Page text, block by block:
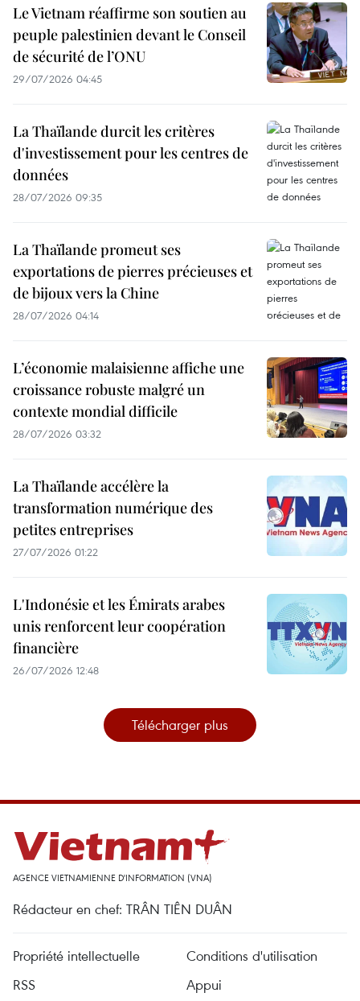
Le Vietnam réaffirme son soutien au
peuple palestinien devant le Conseil
de sécurité de l’ONU
29/07/2026 04:45
La Thaïlande durcit les critères
d'investissement pour les centres de
données
28/07/2026 09:35
La Thaïlande promeut ses
exportations de pierres précieuses et
de bijoux vers la Chine
28/07/2026 04:14
L’économie malaisienne affiche une
croissance robuste malgré un
contexte mondial difficile
28/07/2026 03:32
La Thaïlande accélère la
transformation numérique des
petites entreprises
27/07/2026 01:22
L'Indonésie et les Émirats arabes
unis renforcent leur coopération
financière
26/07/2026 12:48
Télécharger plus
AGENCE VIETNAMIENNE D'INFORMATION (VNA)
Rédacteur en chef: TRÂN TIÊN DUÂN
Propriété intellectuelle
Conditions d'utilisation
RSS
Appui